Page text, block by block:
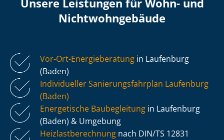
Unsere Leistungen für Wohn- und
Nicht­wohn­ge­bäu­de
Vor-Ort-Energieberatung in Laufenburg
(Baden)
Individueller Sa­nie­rungs­fahr­plan Laufenburg
(Baden)
Energetische Baubegleitung in Laufenburg
(Baden) & Umgebung
Heiz­last­be­rech­nung nach DIN/TS 12831